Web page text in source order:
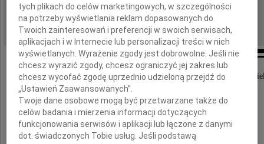
REGION: Łódź
DATA EMISJI: 02.10.2009
Z głębokim żalem zawiadamiamy, że odszedł nasz
tych plikach do celów marketingowych, w szczególności
na potrzeby wyświetlania reklam dopasowanych do
Twoich zainteresowań i preferencji w swoich serwisach,
aplikacjach i w Internecie lub personalizacji treści w nich
wyświetlanych. Wyrażenie zgody jest dobrowolne. Jeśli nie
chcesz wyrazić zgody, chcesz ograniczyć jej zakres lub
chcesz wycofać zgodę uprzednio udzieloną przejdź do
„Ustawień Zaawansowanych”.
Twoje dane osobowe mogą być przetwarzane także do
celów badania i mierzenia informacji dotyczących
funkcjonowania serwisów i aplikacji lub łączone z danymi
dot. świadczonych Tobie usług. Jeśli podstawą